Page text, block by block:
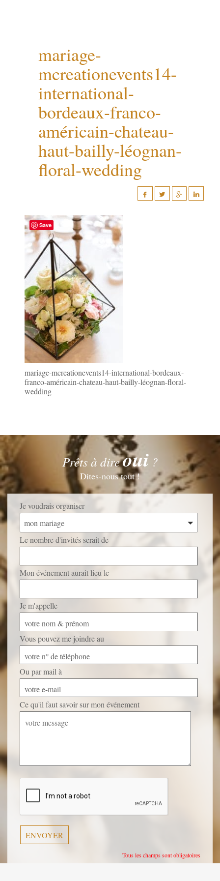
mariage-
mcreationevents14-
international-
bordeaux-franco-
américain-chateau-
haut-bailly-léognan-
floral-wedding
mariage-mcreationevents14-international-bordeaux-
franco-américain-chateau-haut-bailly-léognan-floral-
wedding
Prêts à direoui ?
Dites-nous tout !
Je voudrais organiser
mon mariage
Le nombre d'invités serait de
Mon événement aurait lieu le
Je m'appelle
votre nom & prénom
Vous pouvez me joindre au
votre n° de téléphone
Ou par mail à
votre e-mail
Ce qu'il faut savoir sur mon événement
champ
vide.
Tous les champs sont obligatoires
Save